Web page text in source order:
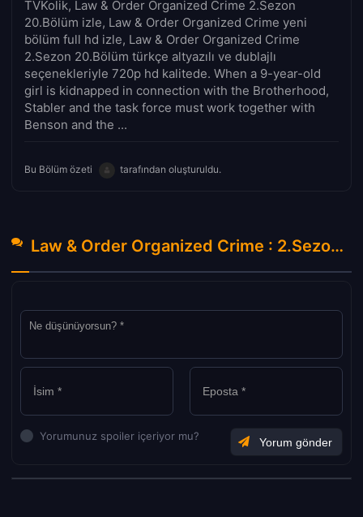
TVKolik, Law & Order Organized Crime 2.Sezon
20.Bölüm izle, Law & Order Organized Crime yeni
bölüm full hd izle, Law & Order Organized Crime
2.Sezon 20.Bölüm türkçe altyazılı ve dublajlı
seçenekleriyle 720p hd kalitede. When a 9-year-old
girl is kidnapped in connection with the Brotherhood,
Stabler and the task force must work together with
Benson and the ...
Bu Bölüm özeti tarafından oluşturuldu.
Law & Order Organized Crime : 2.Sezon 20.Bölüm Hakkında Yorumlar
Yorumunuz spoiler içeriyor mu?